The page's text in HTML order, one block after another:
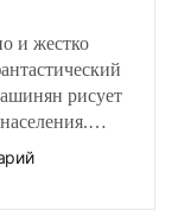
и жестко
рисует